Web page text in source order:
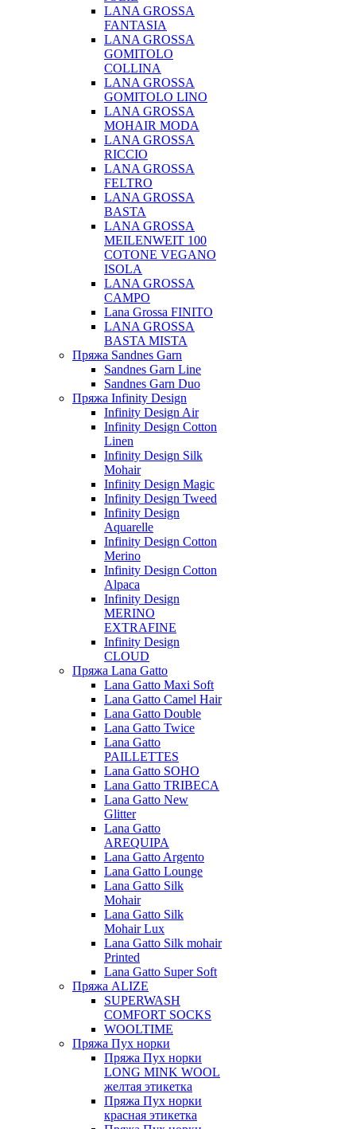
LANA GROSSA
FANTASIA
LANA GROSSA
GOMITOLO
COLLINA
LANA GROSSA
GOMITOLO LINO
LANA GROSSA
MOHAIR MODA
LANA GROSSA
RICCIO
LANA GROSSA
FELTRO
LANA GROSSA
BASTA
LANA GROSSA
MEILENWEIT 100
COTONE VEGANO
ISOLA
LANA GROSSA
CAMPO
Lana Grossa FINITO
LANA GROSSA
BASTA MISTA
Пряжа Sandnes Garn
Sandnes Garn Line
Sandnes Garn Duo
Пряжа Infinity Design
Infinity Design Air
Infinity Design Cotton
Linen
Infinity Design Silk
Mohair
Infinity Design Magic
Infinity Design Tweed
Infinity Design
Aquarelle
Infinity Design Cotton
Merino
Infinity Design Cotton
Alpaca
Infinity Design
MERINO
EXTRAFINE
Infinity Design
CLOUD
Пряжа Lana Gatto
Lana Gatto Maxi Soft
Lana Gatto Camel Hair
Lana Gatto Double
Lana Gatto Twice
Lana Gatto
PAILLETTES
Lana Gatto SOHO
Lana Gatto TRIBECA
Lana Gatto New
Glitter
Lana Gatto
AREQUIPA
Lana Gatto Argento
Lana Gatto Lounge
Lana Gatto Silk
Mohair
Lana Gatto Silk
Mohair Lux
Lana Gatto Silk mohair
Printed
Lana Gatto Super Soft
Пряжа ALIZE
SUPERWASH
COMFORT SOCKS
WOOLTIME
Пряжа Пух норки
Пряжа Пух норки
LONG MINK WOOL
желтая этикетка
Пряжа Пух норки
красная этикетка